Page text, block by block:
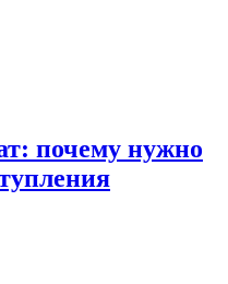
почему нужно